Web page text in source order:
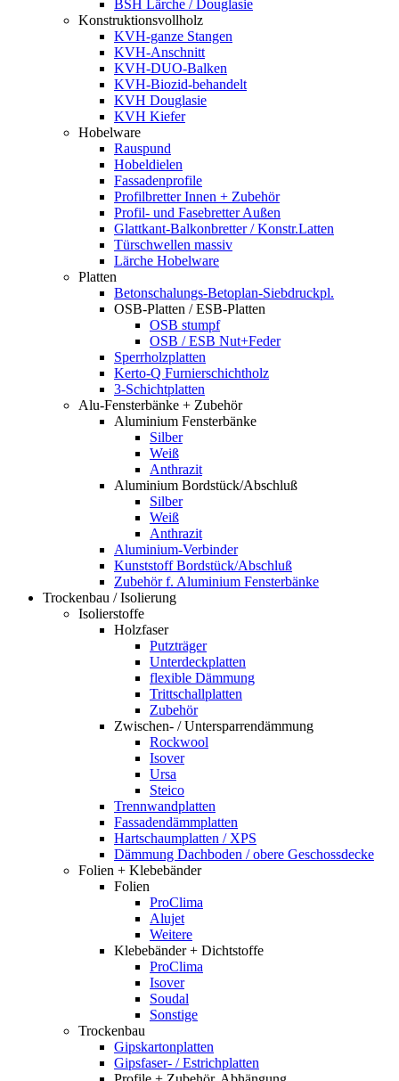
BSH Lärche / Douglasie
Konstruktionsvollholz
KVH-ganze Stangen
KVH-Anschnitt
KVH-DUO-Balken
KVH-Biozid-behandelt
KVH Douglasie
KVH Kiefer
Hobelware
Rauspund
Hobeldielen
Fassadenprofile
Profilbretter Innen + Zubehör
Profil- und Fasebretter Außen
Glattkant-Balkonbretter / Konstr.Latten
Türschwellen massiv
Lärche Hobelware
Platten
Betonschalungs-Betoplan-Siebdruckpl.
OSB-Platten / ESB-Platten
OSB stumpf
OSB / ESB Nut+Feder
Sperrholzplatten
Kerto-Q Furnierschichtholz
3-Schichtplatten
Alu-Fensterbänke + Zubehör
Aluminium Fensterbänke
Silber
Weiß
Anthrazit
Aluminium Bordstück/Abschluß
Silber
Weiß
Anthrazit
Aluminium-Verbinder
Kunststoff Bordstück/Abschluß
Zubehör f. Aluminium Fensterbänke
Trockenbau / Isolierung
Isolierstoffe
Holzfaser
Putzträger
Unterdeckplatten
flexible Dämmung
Trittschallplatten
Zubehör
Zwischen- / Untersparrendämmung
Rockwool
Isover
Ursa
Steico
Trennwandplatten
Fassadendämmplatten
Hartschaumplatten / XPS
Dämmung Dachboden / obere Geschossdecke
Folien + Klebebänder
Folien
ProClima
Alujet
Weitere
Klebebänder + Dichtstoffe
ProClima
Isover
Soudal
Sonstige
Trockenbau
Gipskartonplatten
Gipsfaser- / Estrichplatten